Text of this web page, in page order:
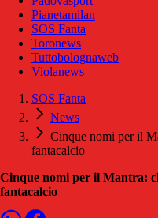
Pianetamilan
SOS Fanta
Toronews
Tuttobolognaweb
Violanews
SOS Fanta
News
Cinque nomi per il
fantacalcio
Cinque nomi per il Mantra:
fantacalcio